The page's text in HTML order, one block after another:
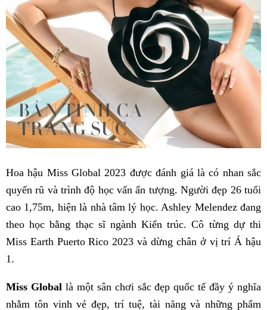
Hoa hậu Miss Global 2023 được đánh giá là có nhan sắc
quyến rũ và trình độ học vấn ấn tượng. Người đẹp 26 tuổi
cao 1,75m, hiện là nhà tâm lý học. Ashley Melendez đang
theo học bằng thạc sĩ ngành Kiến trúc. Cô từng dự thi
Miss Earth Puerto Rico 2023 và dừng chân ở vị trí Á hậu
1.
Miss Global là một sân chơi sắc đẹp quốc tế đầy ý nghĩa
nhằm tôn vinh vẻ đẹp, trí tuệ, tài năng và những phẩm